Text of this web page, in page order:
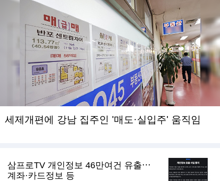
세제개편에 강남 집주인 '매도·실입주' 움직임
삼프로TV 개인정보 46만여건 유출⋯
계좌·카드정보 등